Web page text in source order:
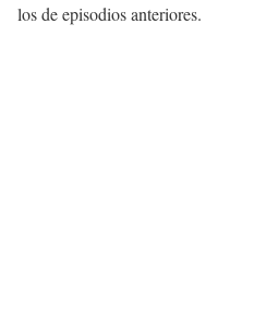
los de episodios anteriores.